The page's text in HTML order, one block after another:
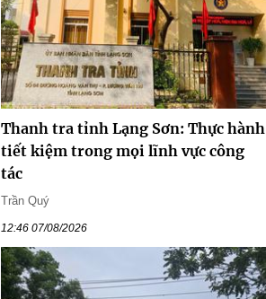
Thanh tra tỉnh Lạng Sơn: Thực hành
tiết kiệm trong mọi lĩnh vực công
tác
Trần Quý
12:46 07/08/2026